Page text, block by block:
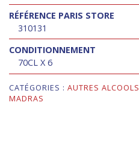
RÉFÉRENCE PARIS STORE
310131
CONDITIONNEMENT
70CL X 6
CATÉGORIES : AUTRES ALCOOLS
MADRAS